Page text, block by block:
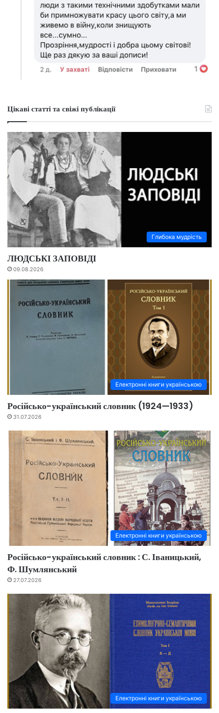
Цікаві статті та свіжі публікації
Глибока мудрість
ЛЮДСЬКІ ЗАПОВІДІ
09.08.2026
Електронні книги українською
Російсько-український словник (1924—1933)
31.07.2026
Електронні книги українською
Російсько-український словник : С. Іваницький,
Ф. Шумлянський
27.07.2026
Електронні книги українською